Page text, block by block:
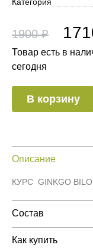
1900 ₽
Товар есть в
сегодня
В корзину
Описание
КУРС GINKGO
Состав
КУРС GINKGO
Как купить